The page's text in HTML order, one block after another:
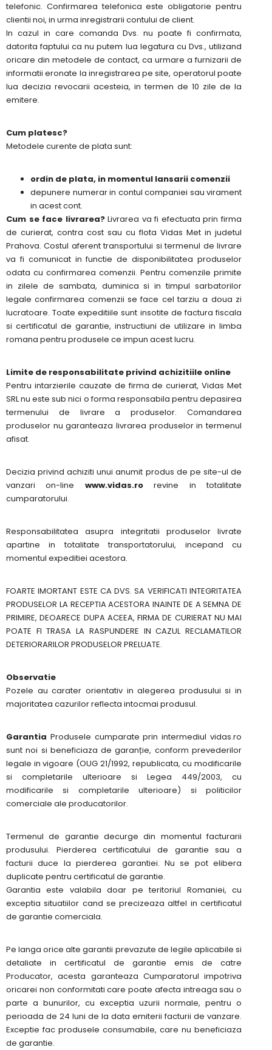
telefonic. Confirmarea telefonica este obligatorie pentru
clientii noi, in urma inregistrarii contului de client.
In cazul in care comanda Dvs. nu poate fi confirmata,
datorita faptului ca nu putem lua legatura cu Dvs., utilizand
oricare din metodele de contact, ca urmare a furnizarii de
informatii eronate la inregistrarea pe site, operatorul poate
lua decizia revocarii acesteia, in termen de 10 zile de la
emitere.
Cum platesc?
Metodele curente de plata sunt:
ordin de plata, in momentul lansarii comenzii
depunere numerar in contul companiei sau virament
in acest cont.
Cum se face livrarea?Livrarea va fi efectuata prin firma
de curierat, contra cost sau cu flota Vidas Met in judetul
Prahova. Costul aferent transportului si termenul de livrare
va fi comunicat in functie de disponibilitatea produselor
odata cu confirmarea comenzii. Pentru comenzile primite
in zilele de sambata, duminica si in timpul sarbatorilor
legale confirmarea comenzii se face cel tarziu a doua zi
lucratoare. Toate expeditiile sunt insotite de factura fiscala
si certificatul de garantie, instructiuni de utilizare in limba
romana pentru produsele ce impun acest lucru.
Limite de responsabilitate privind achizitiile online
Pentru intarzierile cauzate de firma de curierat, Vidas Met
SRL nu este sub nici o forma responsabila pentru depasirea
termenului de livrare a produselor. Comandarea
produselor nu garanteaza livrarea produselor in termenul
afisat.
Decizia privind achiziti unui anumit produs de pe site-ul de
vanzari on-line www.vidas.rorevine in totalitate
cumparatorului.
Responsabilitatea asupra integritatii produselor livrate
apartine in totalitate transportatorului, incepand cu
momentul expeditiei acestora.
FOARTE IMORTANT ESTE CA DVS. SA VERIFICATI INTEGRITATEA
PRODUSELOR LA RECEPTIA ACESTORA INAINTE DE A SEMNA DE
PRIMIRE, DEOARECE DUPA ACEEA, FIRMA DE CURIERAT NU MAI
POATE FI TRASA LA RASPUNDERE IN CAZUL RECLAMATILOR
DETERIORARILOR PRODUSELOR PRELUATE.
Observatie
Pozele au carater orientativ in alegerea produsului si in
majoritatea cazurilor reflecta intocmai produsul.
Garantia Produsele cumparate prin intermediul vidas.ro
sunt noi si beneficiaza de garanție, conform prevederilor
legale in vigoare (OUG 21/1992, republicata, cu modificarile
si completarile ulterioare si Legea 449/2003, cu
modificarile si completarile ulterioare) si politicilor
comerciale ale producatorilor.
Termenul de garantie decurge din momentul facturarii
produsului. Pierderea certificatului de garantie sau a
facturii duce la pierderea garantiei. Nu se pot elibera
duplicate pentru certificatul de garantie.
Garantia este valabila doar pe teritoriul Romaniei, cu
exceptia situatiilor cand se precizeaza altfel in certificatul
de garantie comerciala.
Pe langa orice alte garantii prevazute de legile aplicabile si
detaliate in certificatul de garantie emis de catre
Producator, acesta garanteaza Cumparatorul impotriva
oricarei non conformitati care poate afecta intreaga sau o
parte a bunurilor, cu exceptia uzurii normale, pentru o
perioada de 24 luni de la data emiterii facturii de vanzare.
Exceptie fac produsele consumabile, care nu beneficiaza
de garantie.